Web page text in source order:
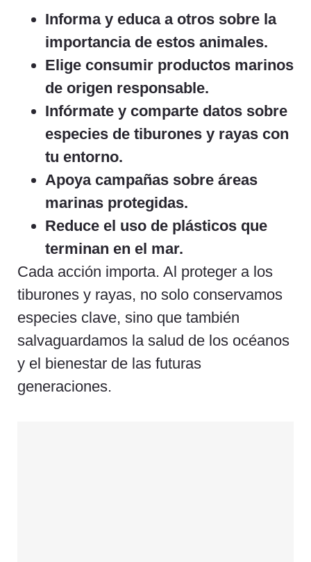
Informa y educa a otros sobre la
importancia de estos animales.
Elige consumir productos marinos
de origen responsable.
Infórmate y comparte datos sobre
especies de tiburones y rayas con
tu entorno.
Apoya campañas sobre áreas
marinas protegidas.
Reduce el uso de plásticos que
terminan en el mar.
Cada acción importa. Al proteger a los
tiburones y rayas, no solo conservamos
especies clave, sino que también
salvaguardamos la salud de los océanos
y el bienestar de las futuras
generaciones.